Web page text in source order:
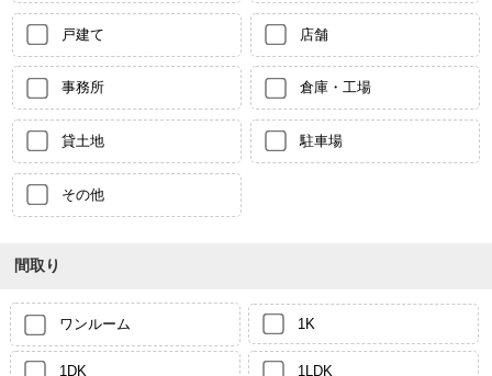
戸建て 店舗
事務所 倉庫・工場
貸土地 駐車場
その他
間取り
ワンルーム 1K
1DK 1LDK